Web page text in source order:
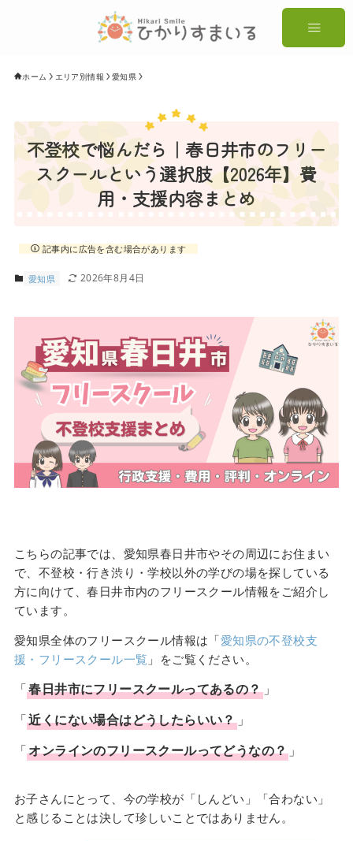
ホーム エリア別情報 愛知県
不登校で悩んだら｜春日井市のフリー
スクールという選択肢【2026年】費
用・支援内容まとめ
記事内に広告を含む場合があります
愛知県 2026年8月4日
こちらの記事では、愛知県春日井市やその周辺にお住まい
で、不登校・行き渋り・学校以外の学びの場を探している
方に向けて、春日井市内のフリースクール情報をご紹介し
ています。
愛知県全体のフリースクール情報は「愛知県の不登校支
援・フリースクール一覧 」をご覧ください。
「春日井市にフリースクールってあるの？」
「近くにない場合はどうしたらいい？」
「オンラインのフリースクールってどうなの？ 」
お子さんにとって、今の学校が「しんどい」「合わない」
と感じることは決して珍しいことではありません。